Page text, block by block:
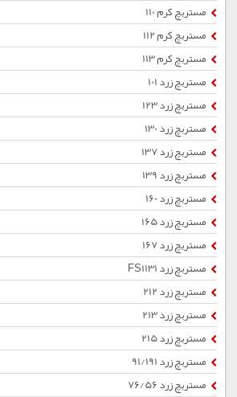
مستربچ کرم 110
مستربچ کرم 112
مستربچ کرم 113
مستربچ زرد 101
مستربچ زرد 123
مستربچ زرد 130
مستربچ زرد 137
مستربچ زرد 139
مستربچ زرد 160
مستربچ زرد 165
مستربچ زرد 167
مستربچ زرد FS1131
مستربچ زرد 212
مستربچ زرد 213
مستربچ زرد 215
مستربچ زرد 91/191
مستربچ زرد 76/56